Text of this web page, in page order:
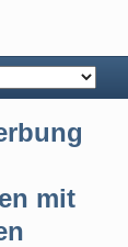
mit